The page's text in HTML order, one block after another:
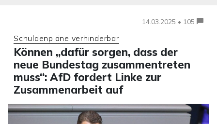
14.03.2025 • 105
Schuldenpläne verhinderbar
Können „dafür sorgen, dass der
neue Bundestag zusammentreten
muss“: AfD fordert Linke zur
Zusammenarbeit auf